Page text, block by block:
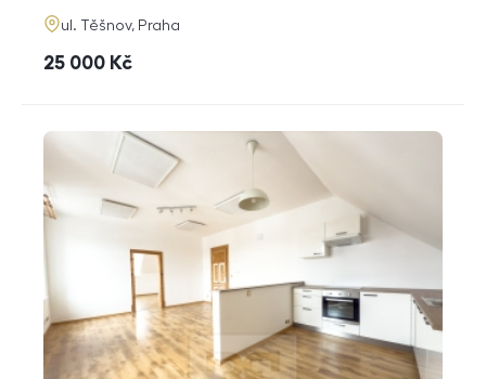
adresa
ul. Těšnov, Praha
cena
25 000 Kč